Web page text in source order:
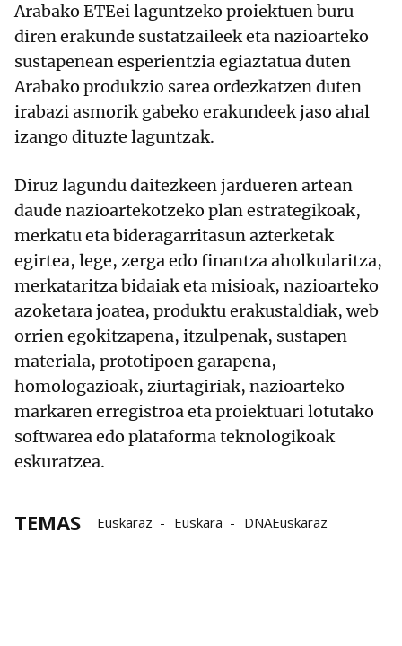
Arabako ETEei laguntzeko proiektuen buru
diren erakunde sustatzaileek eta nazioarteko
sustapenean esperientzia egiaztatua duten
Arabako produkzio sarea ordezkatzen duten
irabazi asmorik gabeko erakundeek jaso ahal
izango dituzte laguntzak.
Diruz lagundu daitezkeen jardueren artean
daude nazioartekotzeko plan estrategikoak,
merkatu eta bideragarritasun azterketak
egirtea, lege, zerga edo finantza aholkularitza,
merkataritza bidaiak eta misioak, nazioarteko
azoketara joatea, produktu erakustaldiak, web
orrien egokitzapena, itzulpenak, sustapen
materiala, prototipoen garapena,
homologazioak, ziurtagiriak, nazioarteko
markaren erregistroa eta proiektuari lotutako
softwarea edo plataforma teknologikoak
eskuratzea.
TEMAS Euskaraz Euskara DNAEuskaraz